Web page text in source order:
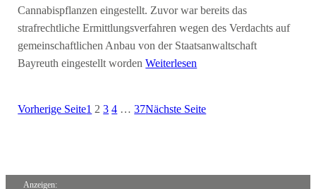
Cannabispflanzen eingestellt. Zuvor war bereits das
strafrechtliche Ermittlungsverfahren wegen des Verdachts auf
gemeinschaftlichen Anbau von der Staatsanwaltschaft
Bayreuth eingestellt wordenWeiterlesen
Vorherige Seite1 2 3 4 … 37Nächste Seite
Anzeigen: